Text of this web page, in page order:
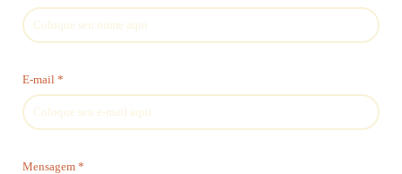
E-mail *
Mensagem *